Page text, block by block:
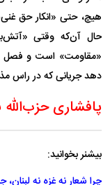
هیچ، حتی «انکار حق
حال آن‌که وقتی
«مقاومت» است و فصل
دهد جریانی که در راس
پافشاری
بیشنر بخوانید:
چرا شعار نه غزه نه لبنان،